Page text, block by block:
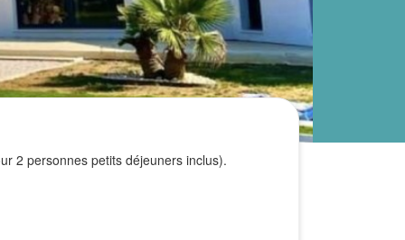
2 personnes petits déjeuners inclus).